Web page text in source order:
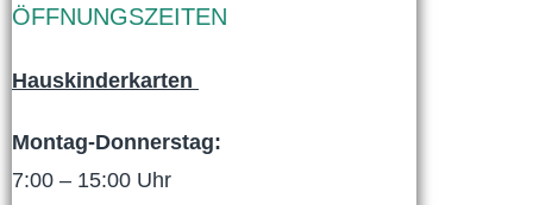
ÖFFNUNGSZEITEN
Hauskinderkarten
Montag-Donnerstag:
7:00 – 15:00 Uhr